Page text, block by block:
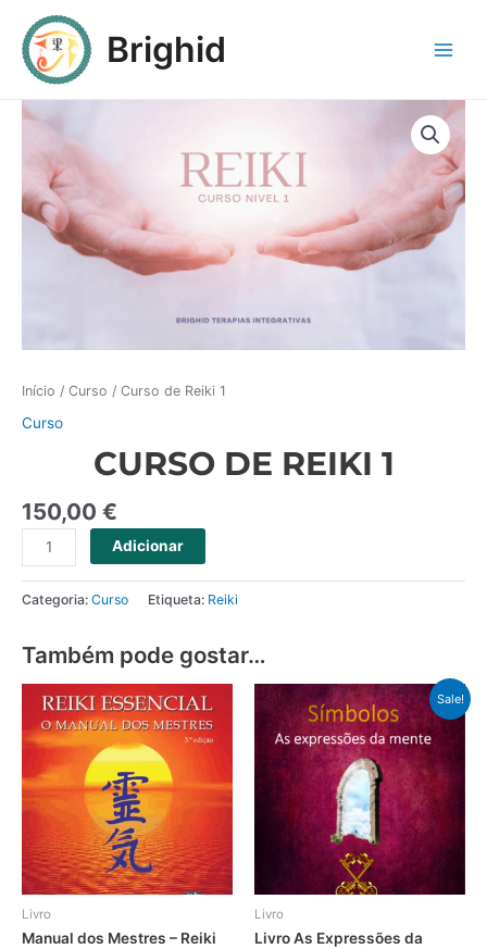
Brighid
Início / Curso / Curso de Reiki 1
Curso
CURSO DE REIKI 1
150,00 €
Adicionar
Categoria: Curso Etiqueta: Reiki
Também pode gostar…
Livro
Manual dos Mestres – Reiki
Sale!
Livro
Livro As Expressões da